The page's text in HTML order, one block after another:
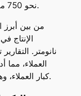
نحو 750 مليون دولار أمريكي) في عام 2024.
من بين أبرز
نانومتر.
العملاء،
كبار العملاء، وهو ما يهدد وضع الشركة في السوق.